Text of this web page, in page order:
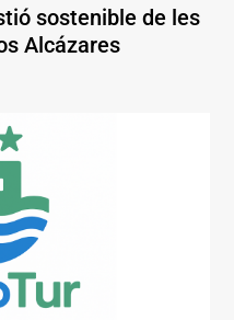
sostenible de les
Alcázares